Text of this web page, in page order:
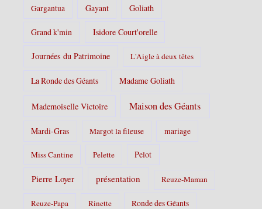
Gargantua Gayant Goliath
Grand k'min Isidore Court'orelle
Journées du Patrimoine L'Aigle à deux têtes
La Ronde des Géants Madame Goliath
Mademoiselle Victoire Maison des Géants
Mardi-Gras Margot la fileuse mariage
Miss Cantine Pelette Pelot
Pierre Loyer présentation Reuze-Maman
Reuze-Papa Rinette Ronde des Géants